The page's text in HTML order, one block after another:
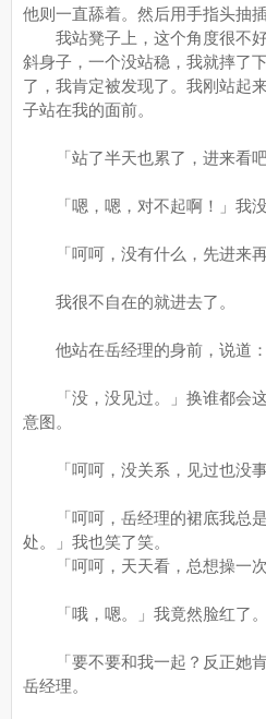
他则一直舔着。然后用手指头抽
我站凳子上，这个角度很不好
斜身子，一个没站稳，我就摔了
了，我肯定被发现了。我刚站起
子站在我的面前。
「站了半天也累了，进来看吧
「嗯，嗯，对不起啊！」我没
「呵呵，没有什么，先进来再
我很不自在的就进去了。
他站在岳经理的身前，说道：
「没，没见过。」换谁都会这
意图。
「呵呵，没关系，见过也没事
「呵呵，岳经理的裙底我总是
处。」我也笑了笑。
「呵呵，天天看，总想操一次
「哦，嗯。」我竟然脸红了。
「要不要和我一起？反正她肯
岳经理。